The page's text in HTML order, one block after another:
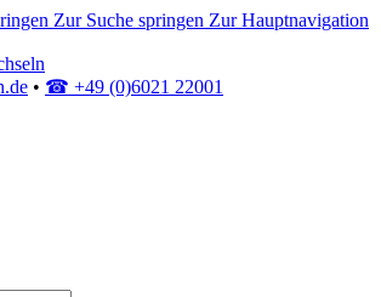
Zur Suche springen Zur Hauptnavigation
• ☎ +49 (0)6021 22001